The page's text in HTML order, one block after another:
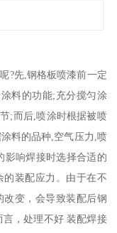
?先,钢格板喷漆前一定
料的功能;充分搅匀涂
;而后,喷涂时根据被喷
料的品种,空气压力,喷
影响焊接时选择合适的
装配应力。由于在不
改变，会导致装配后钢
，处理不好 装配焊接